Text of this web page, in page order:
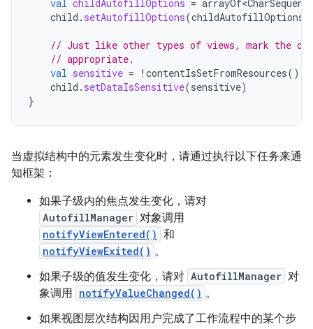
val childAutofillOptions =
child . setAutofillOptions(childAutofillOptions
// Just like other types of views, mark the
// appropriate.
val sensitive = ! contentIsSetFromResources()
child . setDataIsSensitive(sensitive)
}
当虚拟结构中的元素发生变化时，请通过执行以下任务来通
知框架：
如果子级内的焦点发生变化，请对
AutofillManager 对象调用
notifyViewEntered() 和
notifyViewExited() 。
如果子级的值发生变化，请对 AutofillManager 对
象调用 notifyValueChanged() 。
如果视图层次结构因用户完成了工作流程中的某个步